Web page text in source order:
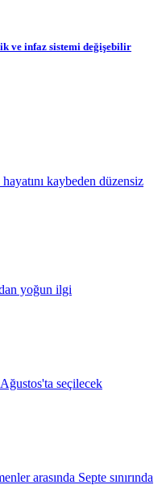
ve infaz sistemi değişebilir
kaybeden düzensiz
yoğun ilgi
seçilecek
arasında Septe sınırında